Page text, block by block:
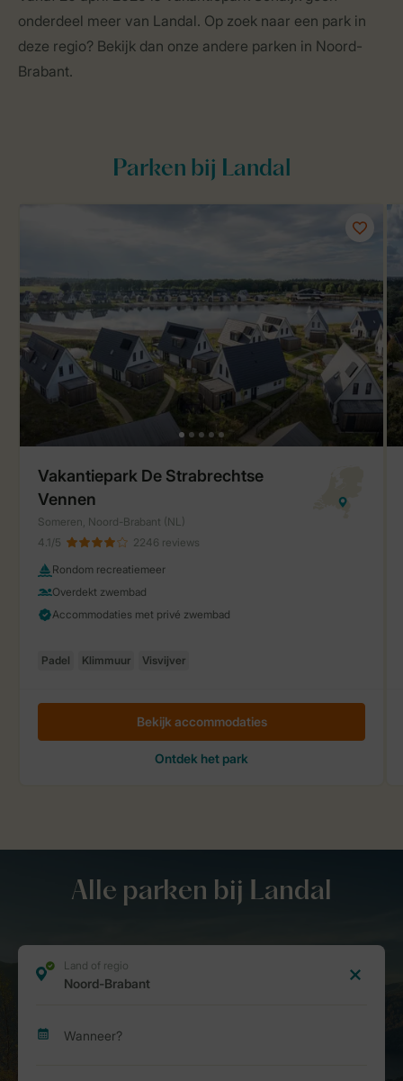
onderdeel meer van Landal. Op zoek naar een park in
deze regio? Bekijk dan onze andere parken in Noord-
Brabant.
Alle parken bij Landal